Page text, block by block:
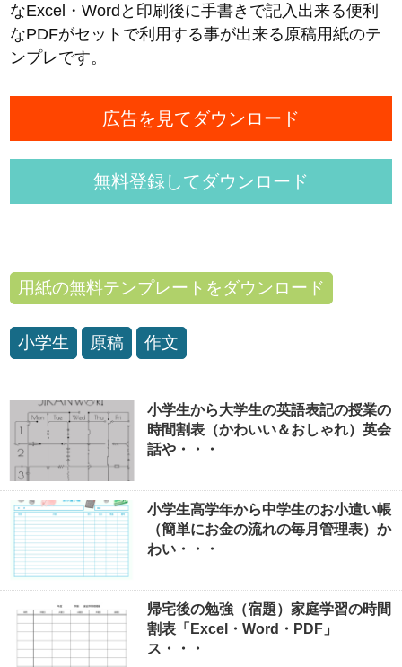
なExcel・Wordと印刷後に手書きで記入出来る便利
なPDFがセットで利用する事が出来る原稿用紙のテ
ンプレです。
広告を見てダウンロード
無料登録してダウンロード
用紙の無料テンプレートをダウンロード
小学生 原稿 作文
小学生から大学生の英語表記の授業の
時間割表（かわいい＆おしゃれ）英会
話や・・・
小学生高学年から中学生のお小遣い帳
（簡単にお金の流れの毎月管理表）か
わい・・・
帰宅後の勉強（宿題）家庭学習の時間
割表「Excel・Word・PDF」
ス・・・